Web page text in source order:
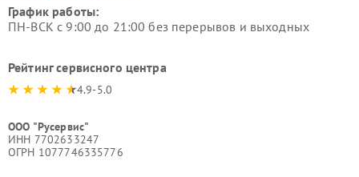
График работы:
ПН-ВСК с 9:00 до 21:00 без перерывов и выходных
Рейтинг сервисного центра
4.9-5.0
ООО "Русервис"
ИНН 7702633247
ОГРН 1077746335776